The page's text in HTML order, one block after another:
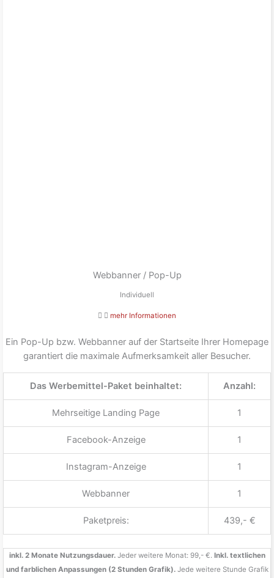
Webbanner / Pop-Up
Individuell
mehr Informationen
Ein Pop-Up bzw. Webbanner auf der Startseite Ihrer Homepage
garantiert die maximale Aufmerksamkeit aller Besucher.
Das Werbemittel-Paket beinhaltet: Anzahl:
Mehrseitige Landing Page 1
Facebook-Anzeige 1
Instagram-Anzeige 1
Webbanner 1
Paketpreis: 439,- €
inkl. 2 Monate Nutzungsdauer.Jeder weitere Monat: 99,- €. Inkl. textlichen
und farblichen Anpassungen (2 Stunden Grafik).Jede weitere Stunde Grafik